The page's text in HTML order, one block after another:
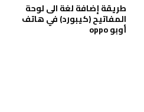
طريقة إضافة لغة الى لوحة
المفاتيح (كيبورد) في هاتف
أوبو oppo